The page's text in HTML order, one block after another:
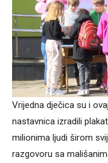
Vrijedna dječica su i
nastavnica izradili
milionima ljudi širom
razgovoru sa